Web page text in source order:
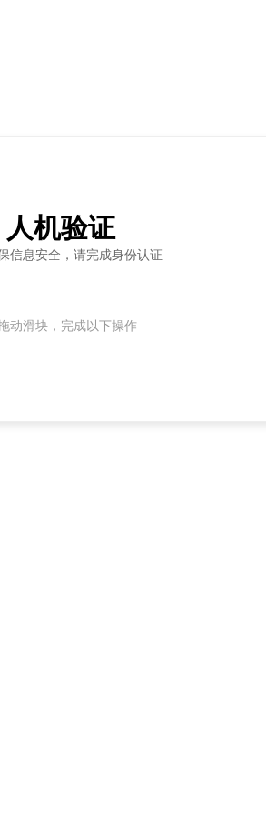
人机验证
信息安全，请完成身份认证
动滑块，完成以下操作